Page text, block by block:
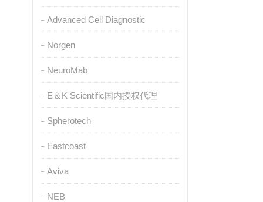
Advanced Cell Diagnostic
Norgen
NeuroMab
E＆K Scientific国内授权代理
Spherotech
Eastcoast
Aviva
NEB